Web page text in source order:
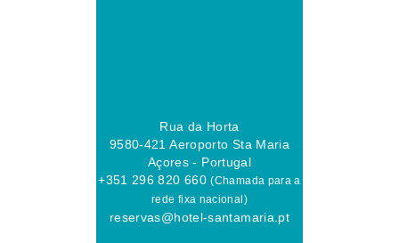
Rua da Horta
9580-421 Aeroporto Sta Maria
Açores - Portugal
+351 296 820 660 (Chamada para a
rede fixa nacional)
reservas@hotel-santamaria.pt